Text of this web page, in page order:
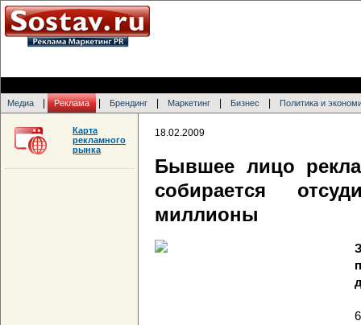
Медиа Реклама Брендинг Маркетинг Бизнес Политика и
18.02.2009
Бывшее лицо
собирается
миллионы
Карта
рекламного
рынка